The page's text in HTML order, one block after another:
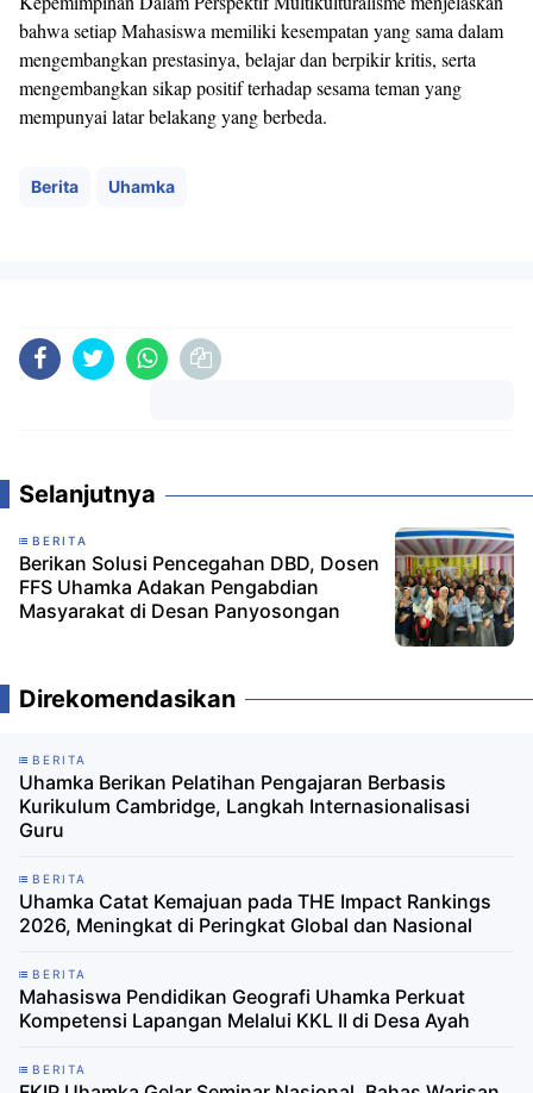
bahwa setiap Mahasiswa memiliki kesempatan yang sama dalam
mengembangkan prestasinya, belajar dan berpikir kritis, serta
mengembangkan sikap positif terhadap sesama teman yang
mempunyai latar belakang yang berbeda.
Berita Uhamka
Selanjutnya
BERITA
Berikan Solusi Pencegahan DBD, Dosen
FFS Uhamka Adakan Pengabdian
Masyarakat di Desan Panyosongan
Direkomendasikan
BERITA
Uhamka Berikan Pelatihan Pengajaran Berbasis
Kurikulum Cambridge, Langkah Internasionalisasi
Guru
BERITA
Uhamka Catat Kemajuan pada THE Impact Rankings
2026, Meningkat di Peringkat Global dan Nasional
BERITA
Mahasiswa Pendidikan Geografi Uhamka Perkuat
Kompetensi Lapangan Melalui KKL II di Desa Ayah
BERITA